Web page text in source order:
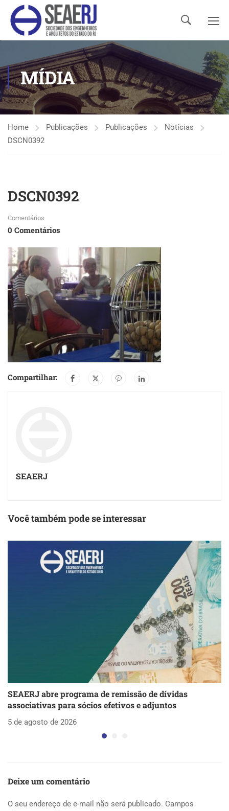
MÍDIA
Home Publicações Publicações
Notícias
DSCN0392
DSCN0392
Comentários
0 Comentários
Compartilhar:
SEAERJ
Você também pode se interessar
SEAERJ abre programa de remissão de dívidas
associativas para sócios efetivos e adjuntos
5 de agosto de 2026
Deixe um comentário
O seu endereço de e-mail não será publicado. Campos